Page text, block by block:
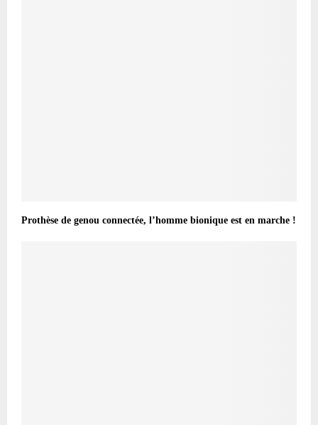
Prothèse de genou connectée, l’homme bionique est en marche !